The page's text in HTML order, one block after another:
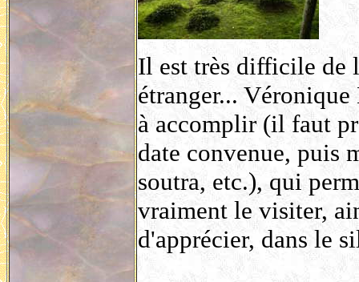
Il est très difficile de
étranger...
à accomplir (il faut
date convenue, puis
soutra, etc.), qui
vraiment le visiter,
d'apprécier, dans le